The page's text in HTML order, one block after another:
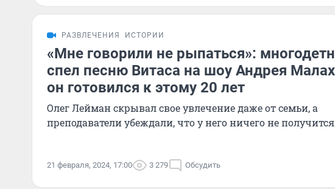
РАЗВЛЕЧЕНИЯ ИСТОРИИ
«Мне говорили не рыпаться»:
спел песню Витаса на шоу Андрея
он готовился к этому 20 лет
Олег Лейман скрывал свое увлечение даже от семьи, а
преподаватели убеждали, что у него ничего не получится
21 февраля, 2024, 17:00 3 279 Обсудить